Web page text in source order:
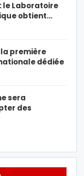
le Laboratoire
obtient…
première
dédiée
sera
des